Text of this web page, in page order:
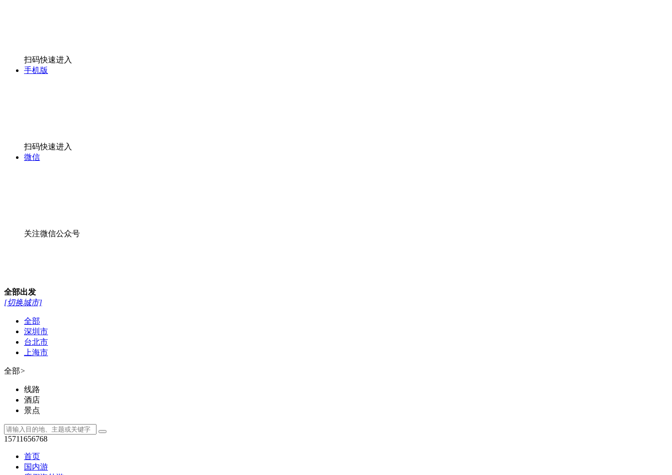
扫码快速进入
手机版
扫码快速进入
微信
关注微信公众号
全部出发
[切换城市]
全部
深圳市
台北市
上海市
全部>
线路
酒店
景点
15711656768
首页
国内游